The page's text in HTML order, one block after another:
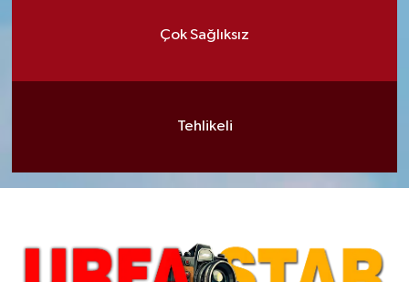
Çok Sağlıksız
Tehlikeli